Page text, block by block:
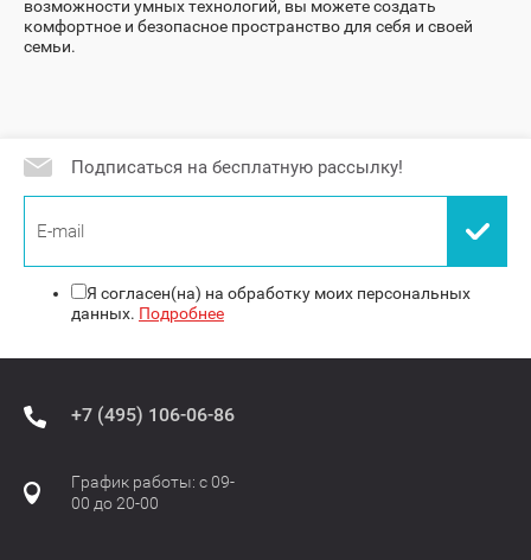
возможности умных технологий, вы можете создать
комфортное и безопасное пространство для себя и своей
семьи.
Подписаться на бесплатную рассылку!
Я согласен(на) на обработку моих персональных
данных. Подробнее
+7 (495) 106-06-86
График работы: с 09-
00 до 20-00